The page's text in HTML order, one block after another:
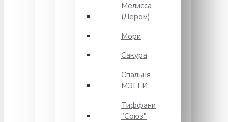
Мелисса
(Лером)
Мори
Сакура
Спальня
МЭГГИ
Тиффани
"Союз"